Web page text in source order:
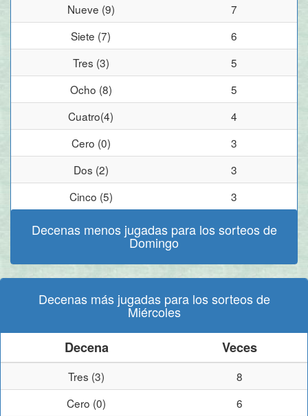
Nueve (9)
7
Siete (7)
6
Tres (3)
5
Ocho (8)
5
Cuatro(4)
4
Cero (0)
3
Dos (2)
3
Cinco (5)
3
Decenas menos jugadas para los sorteos de
Domingo
Decenas más jugadas para los sorteos de
Miércoles
Decena
Veces
Tres (3)
8
Cero (0)
6